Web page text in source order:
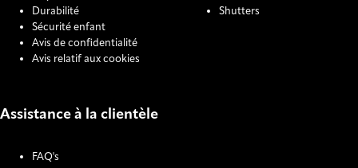
Durabilité
Sécurité enfant
Avis de confidentialité
Avis relatif aux cookies
Shutters
Assistance à la clientèle
FAQ's